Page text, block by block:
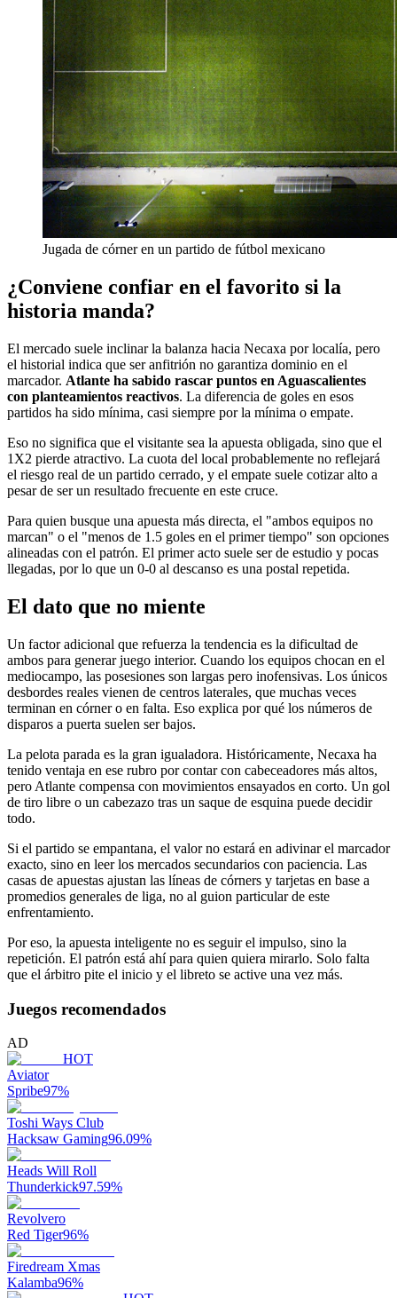
Jugada de córner en un partido de fútbol mexicano
¿Conviene confiar en el favorito si la
historia manda?
El mercado suele inclinar la balanza hacia Necaxa por localía, pero
el historial indica que ser anfitrión no garantiza dominio en el
marcador. Atlante ha sabido rascar puntos en Aguascalientes
con planteamientos reactivos. La diferencia de goles en esos
partidos ha sido mínima, casi siempre por la mínima o empate.
Eso no significa que el visitante sea la apuesta obligada, sino que el
1X2 pierde atractivo. La cuota del local probablemente no reflejará
el riesgo real de un partido cerrado, y el empate suele cotizar alto a
pesar de ser un resultado frecuente en este cruce.
Para quien busque una apuesta más directa, el "ambos equipos no
marcan" o el "menos de 1.5 goles en el primer tiempo" son opciones
alineadas con el patrón. El primer acto suele ser de estudio y pocas
llegadas, por lo que un 0-0 al descanso es una postal repetida.
El dato que no miente
Un factor adicional que refuerza la tendencia es la dificultad de
ambos para generar juego interior. Cuando los equipos chocan en el
mediocampo, las posesiones son largas pero inofensivas. Los únicos
desbordes reales vienen de centros laterales, que muchas veces
terminan en córner o en falta. Eso explica por qué los números de
disparos a puerta suelen ser bajos.
La pelota parada es la gran igualadora. Históricamente, Necaxa ha
tenido ventaja en ese rubro por contar con cabeceadores más altos,
pero Atlante compensa con movimientos ensayados en corto. Un gol
de tiro libre o un cabezazo tras un saque de esquina puede decidir
todo.
Si el partido se empantana, el valor no estará en adivinar el marcador
exacto, sino en leer los mercados secundarios con paciencia. Las
casas de apuestas ajustan las líneas de córners y tarjetas en base a
promedios generales de liga, no al guion particular de este
enfrentamiento.
Por eso, la apuesta inteligente no es seguir el impulso, sino la
repetición. El patrón está ahí para quien quiera mirarlo. Solo falta
que el árbitro pite el inicio y el libreto se active una vez más.
Juegos recomendados
AD
HOT
Aviator
Spribe97%
Toshi Ways Club
Hacksaw Gaming96.09%
Heads Will Roll
Thunderkick97.59%
Revolvero
Red Tiger96%
Firedream Xmas
Kalamba96%